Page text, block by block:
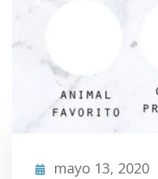
mayo 13, 2020